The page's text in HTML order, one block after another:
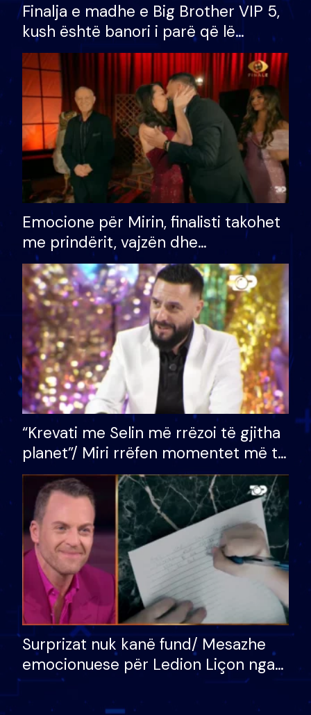
Finalja e madhe e Big Brother VIP 5,
kush është banori i parë që lë
shtëpinë dhe humb mundësinë për
të fituar çmimin e madh
Emocione për Mirin, finalisti takohet
me prindërit, vajzën dhe
bashkëshorten: S’kemi ndonjë letër
divorci apo jo?
“Krevati me Selin më rrëzoi të gjitha
planet”/ Miri rrëfen momentet më të
bukura në shtëpinë e BB VIP: Do më
mungojë zilja e mëngjesit kur…
Surprizat nuk kanë fund/ Mesazhe
emocionuese për Ledion Liçon nga
nëna dhe fëmijët e tij, moderatori
nuk i mban dot lotët: Nuk meritoj…